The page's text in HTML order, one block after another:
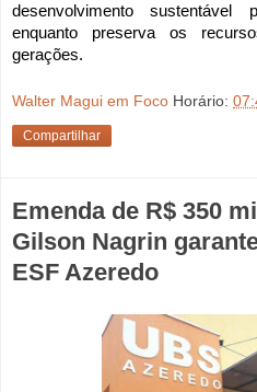
desenvolvimento
enquanto preserva os
gerações.
Walter Magui em Foco Horário:
Compartilhar
Emenda de R$ 350
Gilson Nagrin
ESF Azeredo